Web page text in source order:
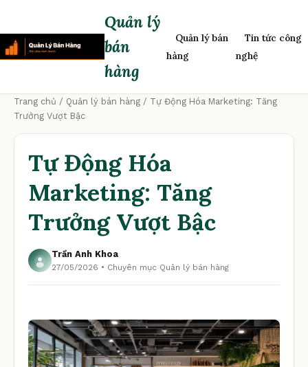
Quản lý
bán
hàng
Quản lý bán
hàng
Tin tức công
nghệ
Trang chủ / Quản lý bán hàng / Tự Động Hóa Marketing: Tăng
Trưởng Vượt Bậc
Tự Động Hóa
Marketing: Tăng
Trưởng Vượt Bậc
Trần Anh Khoa
27/05/2026 • Chuyên mục Quản lý bán hàng